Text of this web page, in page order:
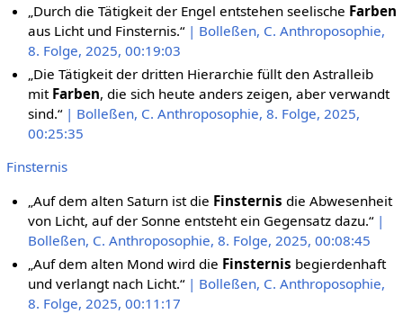
„Durch die Tätigkeit der Engel entstehen seelische Farben
aus Licht und Finsternis.“ | Bolleßen, C. Anthroposophie,
8. Folge, 2025, 00:19:03
„Die Tätigkeit der dritten Hierarchie füllt den Astralleib
mit Farben, die sich heute anders zeigen, aber verwandt
sind.“ | Bolleßen, C. Anthroposophie, 8. Folge, 2025,
00:25:35
Finsternis
„Auf dem alten Saturn ist die Finsternis die Abwesenheit
von Licht, auf der Sonne entsteht ein Gegensatz dazu.“ |
Bolleßen, C. Anthroposophie, 8. Folge, 2025, 00:08:45
„Auf dem alten Mond wird die Finsternis begierdenhaft
und verlangt nach Licht.“ | Bolleßen, C. Anthroposophie,
8. Folge, 2025, 00:11:17